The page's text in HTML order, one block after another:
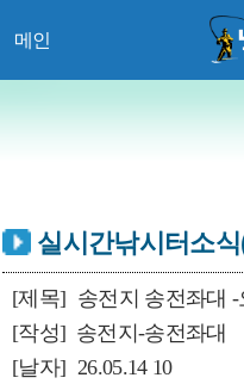
메인
실시간낚시터소
[제목] 송전지 송전좌대
[작성] 송전지-송전좌대
[날자] 26.05.14 10